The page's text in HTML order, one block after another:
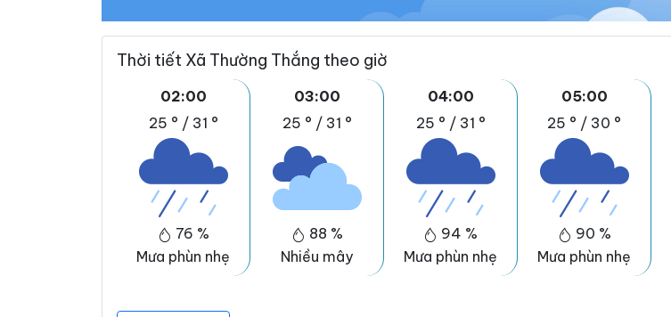
Thời tiết Xã Thường Thắng theo giờ
02:00
25 ° / 31 °
76 %
Mưa phùn nhẹ
03:00
25 ° / 31 °
88 %
Nhiều mây
04:00
25 ° / 31 °
94 %
Mưa phùn nhẹ
05:00
25 ° / 30 °
90 %
Mưa phùn nhẹ